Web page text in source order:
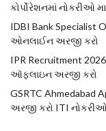
કોર્પોરેશનમાં નોકરીઓ
IDBI Bank Specialist
ઓનલાઈન અરજી કરો
IPR Recruitment
ઑફલાઇન અરજી કરો
GSRTC Ahmedabad
અરજી કરો ITI